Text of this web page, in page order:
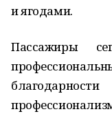
и ягодами.
Пассажиры